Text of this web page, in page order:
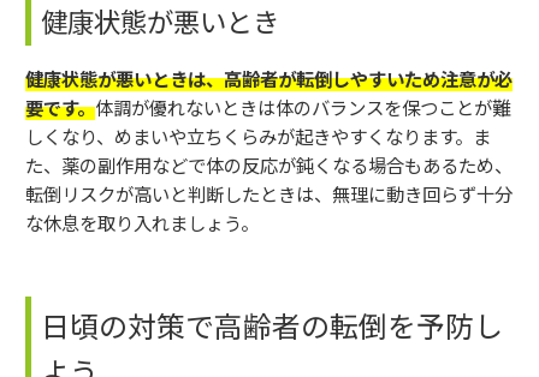
健康状態が悪いとき
健康状態が悪いときは、高齢者が転倒しやすいため注意が必
要です。体調が優れないときは体のバランスを保つことが難
しくなり、めまいや立ちくらみが起きやすくなります。ま
た、薬の副作用などで体の反応が鈍くなる場合もあるため、
転倒リスクが高いと判断したときは、無理に動き回らず十分
な休息を取り入れましょう。
日頃の対策で高齢者の転倒を予防し